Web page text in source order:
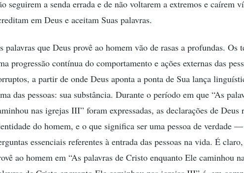
seguirem a senda errada e de não voltarem a extremos e caírem
em Deus e aceitam Suas palavras.
palavras que Deus provê ao homem vão de rasas a profundas. Os
progressão contínua do comportamento e ações externas das
a partir de onde Deus aponta a ponta de Sua lança
das pessoas: sua substância. Durante o período em que “As
nas igrejas III” foram expressadas, as declarações de Deus
do homem, e o que significa ser uma pessoa de verdade
essenciais referentes à entrada das pessoas na vida. É
ao homem em “As palavras de Cristo enquanto Ele caminhou